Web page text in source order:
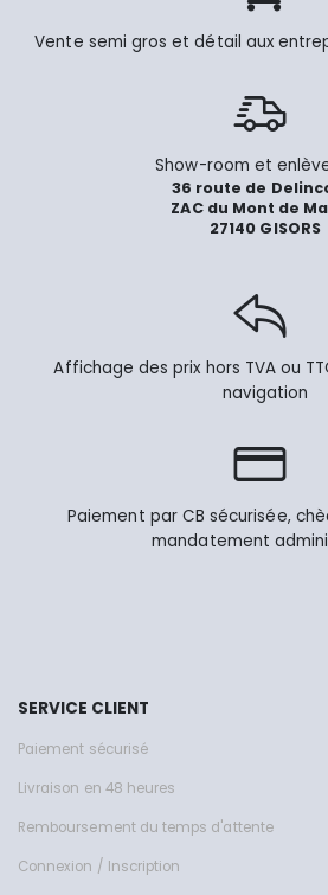
Vente semi gros et détail aux
Show-room et
36 route de
ZAC du Mont de
27140 GISORS
Affichage des prix hors TVA ou
navigation
Paiement par CB sécurisée,
mandatement
SERVICE CLIENT
Paiement sécurisé
Livraison en 48 heures
Remboursement du temps d'attente
Connexion / Inscription